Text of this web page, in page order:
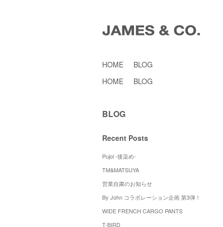
HOME
BLOG
HOME
BLOG
BLOG
Recent Posts
Pujol -後染め-
TM&MATSUYA
営業自粛のお知らせ
By John コラボレーション企画 第3弾！
WIDE FRENCH CARGO PANTS
T-BIRD